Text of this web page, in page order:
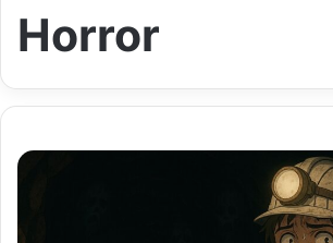
Horror